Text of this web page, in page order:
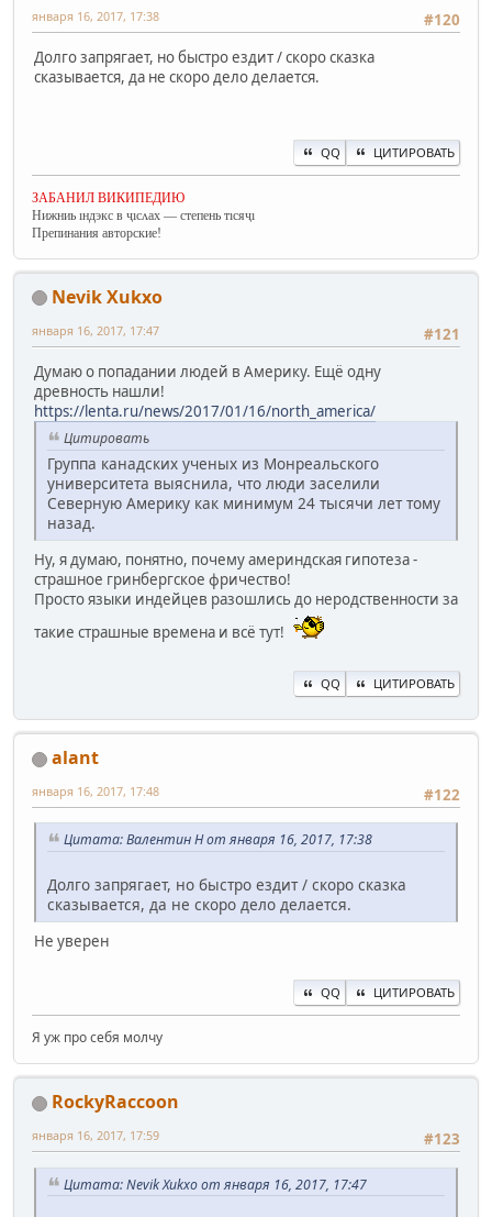
#120
января 16, 2017, 17:38
Долго запрягает, но быстро ездит / скоро сказка
сказывается, да не скоро дело делается.
QQ ЦИТИРОВАТЬ
ЗАБАНИЛ ВИКИПЕДИЮ
Нижниь ıндэкс в ҷıсʌах — степень тıсяҷı
Препинания авторские!
Nevik Xukxo
#121
января 16, 2017, 17:47
Думаю о попадании людей в Америку. Ещё одну
древность нашли!
https://lenta.ru/news/2017/01/16/north_america/
Цитировать
Группа канадских ученых из Монреальского
университета выяснила, что люди заселили
Северную Америку как минимум 24 тысячи лет тому
назад.
Ну, я думаю, понятно, почему америндская гипотеза -
страшное гринбергское фричество!
Просто языки индейцев разошлись до неродственности за
такие страшные времена и всё тут!
QQ ЦИТИРОВАТЬ
alant
#122
января 16, 2017, 17:48
Цитата: Валентин Н от января 16, 2017, 17:38
Долго запрягает, но быстро ездит / скоро сказка
сказывается, да не скоро дело делается.
Не уверен
QQ ЦИТИРОВАТЬ
Я уж про себя молчу
RockyRaccoon
#123
января 16, 2017, 17:59
Цитата: Nevik Xukxo от января 16, 2017, 17:47